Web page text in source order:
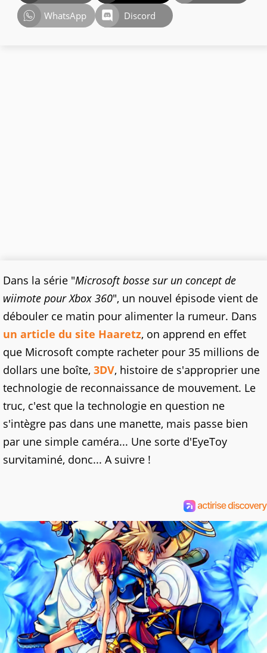
WhatsApp
Discord
Dans la série "Microsoft bosse sur un concept de
wiimote pour Xbox 360", un nouvel épisode vient de
débouler ce matin pour alimenter la rumeur. Dans
un article du site Haaretz, on apprend en effet
que Microsoft compte racheter pour 35 millions de
dollars une boîte, 3DV, histoire de s'approprier une
technologie de reconnaissance de mouvement. Le
truc, c'est que la technologie en question ne
s'intègre pas dans une manette, mais passe bien
par une simple caméra... Une sorte d'EyeToy
survitaminé, donc... A suivre !